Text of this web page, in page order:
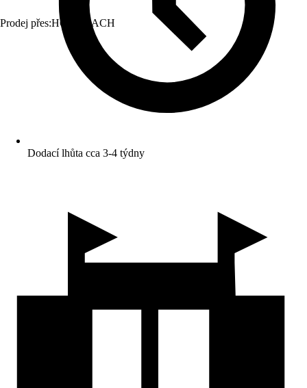
Prodej přes:HORNBACH
Dodací lhůta cca 3-4 týdny